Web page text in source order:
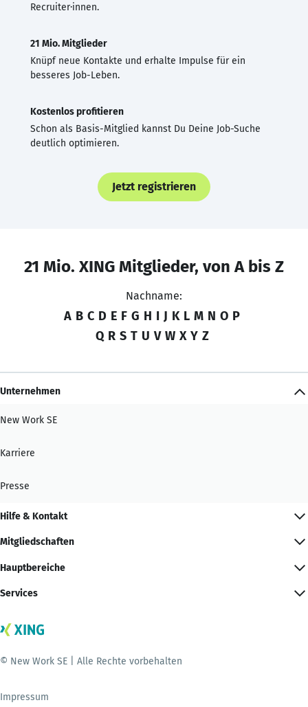
Recruiter·innen.
21 Mio. Mitglieder
Knüpf neue Kontakte und erhalte Impulse für ein
besseres Job-Leben.
Kostenlos profitieren
Schon als Basis-Mitglied kannst Du Deine Job-Suche
deutlich optimieren.
Jetzt registrieren
21 Mio. XING Mitglieder, von A bis Z
Nachname:
A B C D E F G H I J K L M N O P
Q R S T U V W X Y Z
Unternehmen
New Work SE
Karriere
Presse
Hilfe & Kontakt
Mitgliedschaften
Hauptbereiche
Services
© New Work SE | Alle Rechte vorbehalten
Impressum